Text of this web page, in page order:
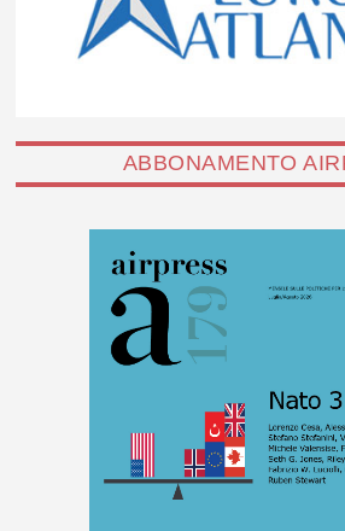
ABBONAMENTO